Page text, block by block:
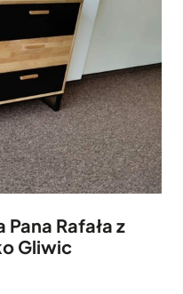
Rafała z
Gliwic